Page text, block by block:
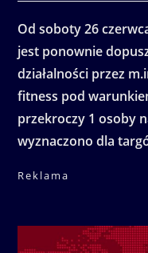
Od soboty 26
jest ponownie
działalności przez
fitness pod
przekroczy 1 osoby
wyznaczono dla
Reklama